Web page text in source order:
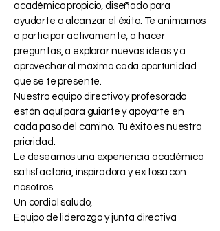
académico propicio, diseñado para
ayudarte a alcanzar el éxito. Te animamos
a participar activamente, a hacer
preguntas, a explorar nuevas ideas y a
aprovechar al máximo cada oportunidad
que se te presente.
Nuestro equipo directivo y profesorado
están aquí para guiarte y apoyarte en
cada paso del camino. Tu éxito es nuestra
prioridad.
Le deseamos una experiencia académica
satisfactoria, inspiradora y exitosa con
nosotros.
Un cordial saludo,
Equipo de liderazgo y junta directiva